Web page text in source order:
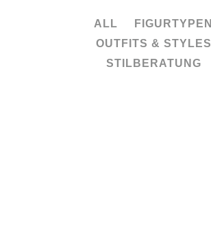
ALL
FIGURTYPEN
OUTFITS & STYLES
STILBERATUNG